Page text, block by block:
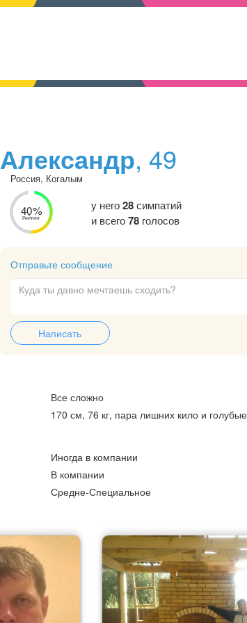
Александр, 49
Россия, Когалым
40%
Рейтинг
у него28симпатий
и всего78голосов
Отправьте сообщение
Написать
Все сложно
170 см, 76 кг, пара лишних кило и
Иногда в компании
В компании
Средне-Специальное